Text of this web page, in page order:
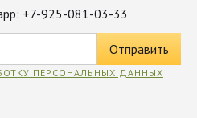
+7-925-081-03-33
ПЕРСОНАЛЬНЫХ ДАННЫХ